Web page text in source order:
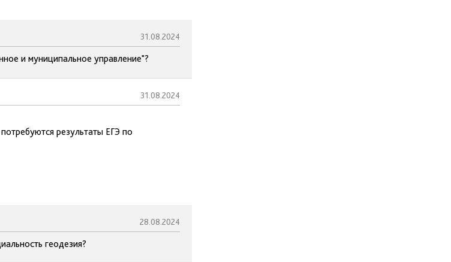
31.08.2024
и муниципальное управление"?
31.08.2024
результаты ЕГЭ по
28.08.2024
геодезия?